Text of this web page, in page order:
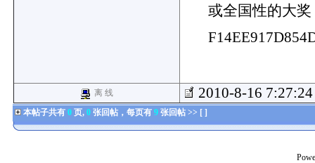
或全国性的大
离 线 2010-8-16
本帖子共有 0 页, 0 张回帖，每页有 9 张回帖 >> [ ]